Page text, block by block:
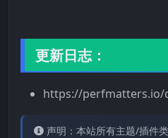
更新日志：
https://perfmatters.io/
声明：本站所有主题/插件